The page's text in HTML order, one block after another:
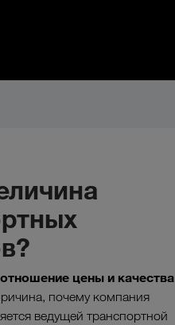
цены и качества
почему компания
ведущей транспортной